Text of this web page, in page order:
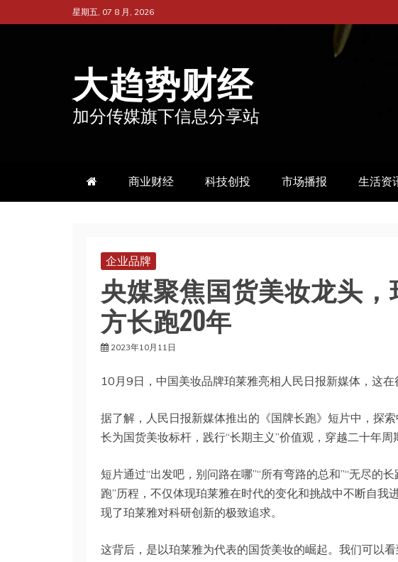
至
星期五, 07 8 月, 2026
大趋势财经
加分传媒旗下信息分享站
商业财经 科技创投 市场播报 生活资
企业品牌
央媒聚焦国货美妆龙头
方长跑20年
2023年10月11日
10月9日，中国美妆品牌珀莱雅亮相人民日报新媒体，这在
据了解，人民日报新媒体推出的《国牌长跑》短片中，探
长为国货美妆标杆，践行“长期主义”价值观，穿越二十年周
短片通过“出发吧，别问路在哪”“所有弯路的总和”“无尽的
跑”历程，不仅体现珀莱雅在时代的变化和挑战中不断自我
现了珀莱雅对科研创新的极致追求。
这背后，是以珀莱雅为代表的国货美妆的崛起。我们可以